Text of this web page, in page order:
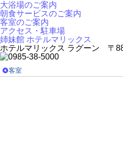
大浴場のご案内
朝食サービスのご案内
客室のご案内
アクセス・駐車場
姉妹館 ホテルマリックス
ホテルマリックス ラグーン 〒
客室